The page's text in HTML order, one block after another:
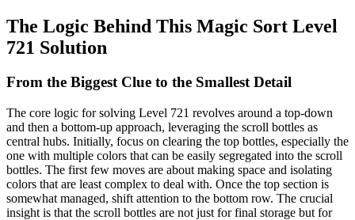
The Logic Behind This Magic Sort Level
721 Solution
From the Biggest Clue to the Smallest Detail
The core logic for solving Level 721 revolves around a top-down
and then a bottom-up approach, leveraging the scroll bottles as
central hubs. Initially, focus on clearing the top bottles, especially the
one with multiple colors that can be easily segregated into the scroll
bottles. The first few moves are about making space and isolating
colors that are least complex to deal with. Once the top section is
somewhat managed, shift attention to the bottom row. The crucial
insight is that the scroll bottles are not just for final storage but for